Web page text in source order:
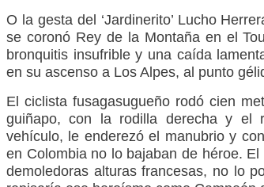
O la gesta del ‘Jardinerito’ Lucho
se coronó Rey de la Montaña en el
bronquitis insufrible y una caída
en su ascenso a Los Alpes, al punto
El ciclista fusagasugueño rodó cien
guiñapo, con la rodilla derecha y el
vehículo, le enderezó el manubrio y
en Colombia no lo bajaban de héroe.
demoledoras alturas francesas, no lo